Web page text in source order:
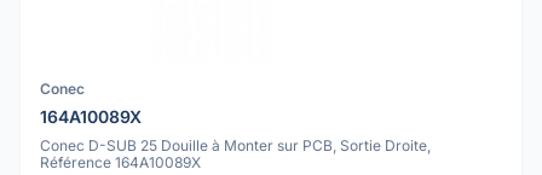
Conec
164A10089X
Conec D-SUB 25 Douille à Monter sur PCB, Sortie Droite,
Référence 164A10089X